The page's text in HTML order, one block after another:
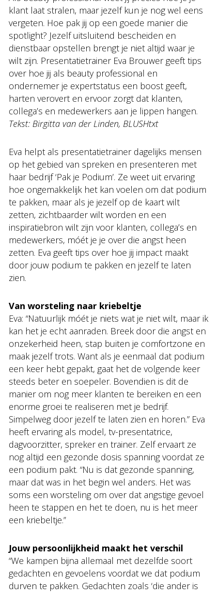
klant laat stralen, maar jezelf kun je nog wel eens
vergeten. Hoe pak jij op een goede manier die
spotlight? Jezelf uitsluitend bescheiden en
dienstbaar opstellen brengt je niet altijd waar je
wilt zijn. Presentatietrainer Eva Brouwer geeft tips
over hoe jij als beauty professional en
ondernemer je expertstatus een boost geeft,
harten verovert en ervoor zorgt dat klanten,
collega’s en medewerkers aan je lippen hangen.
Tekst: Birgitta van der Linden, BLUSHtxt
Eva helpt als presentatietrainer dagelijks mensen
op het gebied van spreken en presenteren met
haar bedrijf ‘Pak je Podium’. Ze weet uit ervaring
hoe ongemakkelijk het kan voelen om dat podium
te pakken, maar als je jezelf op de kaart wilt
zetten, zichtbaarder wilt worden en een
inspiratiebron wilt zijn voor klanten, collega’s en
medewerkers, móét je je over die angst heen
zetten. Eva geeft tips over hoe jij impact maakt
door jouw podium te pakken en jezelf te laten
zien.
Van worsteling naar kriebeltje
Eva: “Natuurlijk móét je niets wat je niet wilt, maar ik
kan het je echt aanraden. Breek door die angst en
onzekerheid heen, stap buiten je comfortzone en
maak jezelf trots. Want als je eenmaal dat podium
een keer hebt gepakt, gaat het de volgende keer
steeds beter en soepeler. Bovendien is dit de
manier om nog meer klanten te bereiken en een
enorme groei te realiseren met je bedrijf.
Simpelweg door jezelf te laten zien en horen.” Eva
heeft ervaring als model, tv-presentatrice,
dagvoorzitter, spreker en trainer. Zelf ervaart ze
nog altijd een gezonde dosis spanning voordat ze
een podium pakt. “Nu is dat gezonde spanning,
maar dat was in het begin wel anders. Het was
soms een worsteling om over dat angstige gevoel
heen te stappen en het te doen, nu is het meer
een kriebeltje.”
Jouw persoonlijkheid maakt het verschil
“We kampen bijna allemaal met dezelfde soort
gedachten en gevoelens voordat we dat podium
durven te pakken. Gedachten zoals ‘die ander is